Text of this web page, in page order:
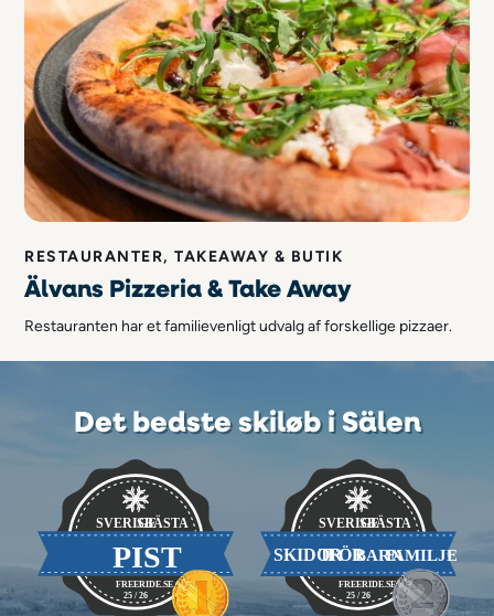
RESTAURANTER, TAKEAWAY & BUTIK
Älvans Pizzeria & Take Away
Restauranten har et familievenligt udvalg af forskellige pizzaer.
Det bedste skiløb i Sälen